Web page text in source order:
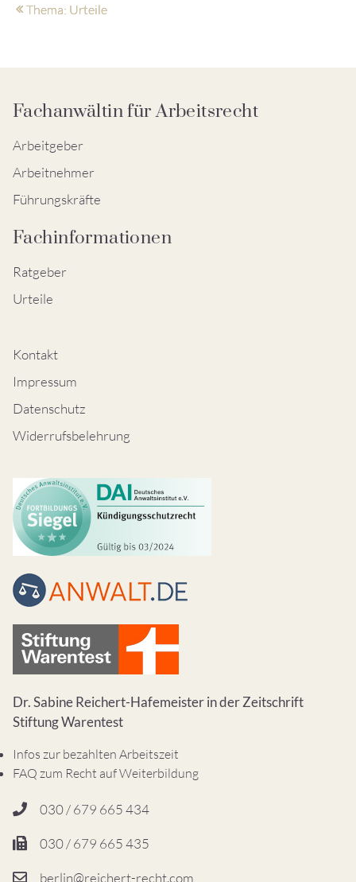
Thema: Urteile
Fachanwältin für Arbeitsrecht
Arbeitgeber
Arbeitnehmer
Führungskräfte
Fachinformationen
Ratgeber
Urteile
Kontakt
Impressum
Datenschutz
Widerrufsbelehrung
Dr. Sabine Reichert-Hafemeister in der Zeitschrift
Stiftung Warentest
Infos zur bezahlten Arbeitszeit
FAQ zum Recht auf Weiterbildung
030 / 679 665 434
030 / 679 665 435
berlin@reichert-recht.com